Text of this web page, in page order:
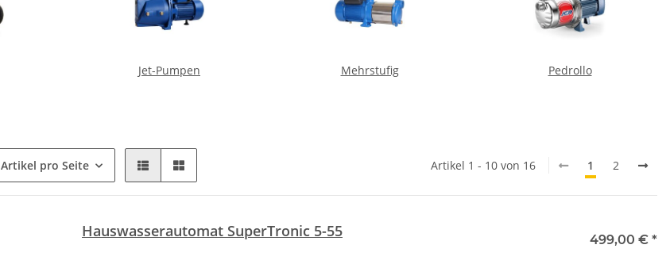
Jet-Pumpen Mehrstufig Pedrollo
Artikel pro Seite Artikel 1 - 10 von 16 1 2
Hauswasserautomat SuperTronic 5-55 499,00 € *